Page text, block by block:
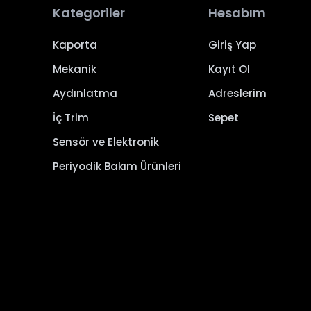
Kategoriler
Kaporta
Mekanik
Aydınlatma
İç Trim
Sensör ve Elektronik
Periyodik Bakım Ürünleri
Hesabım
Giriş Yap
Kayıt Ol
Adreslerim
Sepet